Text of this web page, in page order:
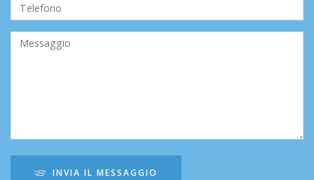
INVIA IL MESSAGGIO